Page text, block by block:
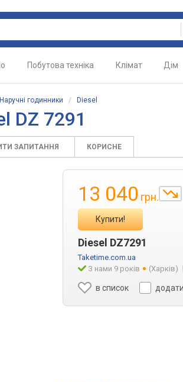
Побутова техніка Клімат Дім
Наручні годинники / Diesel
DZ 7291
ЗАПИТАННЯ КОРИСНЕ
13 040 грн.
Купити!
Diesel DZ7291
Taketime.com.ua
З нами 9 років
(Харків)
в список